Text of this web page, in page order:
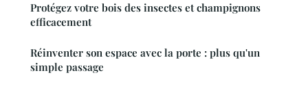
Protégez votre bois des insectes et champignons
efficacement
Réinventer son espace avec la porte : plus qu'un
simple passage